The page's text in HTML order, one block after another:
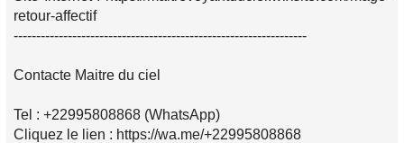
retour-affectif
-----------------------------------------------------------------
Contacte Maitre du ciel
Tel : +22995808868 (WhatsApp)
Cliquez le lien : https://wa.me/+22995808868